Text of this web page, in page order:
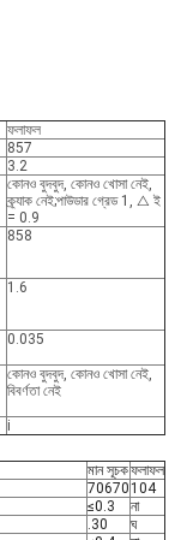
ফলাফল
857
3.2
কোনও বুদবুদ, কোনও খোসা নেই,
ক্র্যাক নেই;পাউডার গ্রেড 1, △ ই
= 0.9
858
1.6
0.035
কোনও বুদবুদ, কোনও খোসা নেই,
বিবর্ণতা নেই
ⅰ
মান সূচকফলাফল
70670 104
≤0.3
না
.30
ঘ